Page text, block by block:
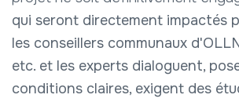
qui seront directement impactés
les conseillers communaux
etc. et les experts dialoguent,
conditions claires, exigent des